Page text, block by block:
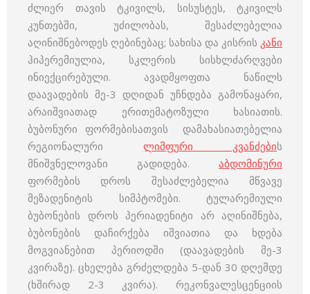
ძლიერ თავის ტკივილს, სისუსტეს, ტკივილს
კუნთებში, უძილობას, შესაძლებელია
აღინიშნებოდეს ღებინებაც; სახისა და კისრის კანი
ჰიპერემიულია, სკლერის სისხლძარღვები
ინიექცირებული. ავადმყოფთა ნაწილს
დაავადების მე-3 დღიდან უჩნდება გამონაყარი,
არაიშვიათად ერითემატოზული ხასიათის.
ბუბონური ფორმებისათვის დამახასიათებელია
რეგიონალური ლიმფური კვანძების
მნიშვნელოვანი გადიდება. აბდომინური
ფორმების დროს შესაძლებელია მწვავე
მეზადენიტის სიმპტომები. ტულარემიული
ბუბონების დროს პერიადენიტი არ აღინიშნება,
ბუბონების დაჩირქება იშვიათია და ხდება
მოგვიანებით პერიოდში (დაავადების მე-3
კვირაზე). ცხელება გრძელდება 5-დან 30 დღემდე
(ხშირად 2-3 კვირა). რეკონვალესცენციის